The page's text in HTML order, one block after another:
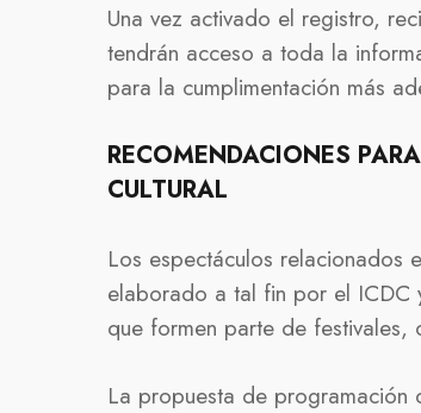
Una vez activado el registro,
tendrán acceso a toda la
para la cumplimentación más
RECOMENDACIONES
CULTURAL
Los espectáculos relacionados
elaborado a tal fin por el ICDC
que formen parte de festivales,
La propuesta de